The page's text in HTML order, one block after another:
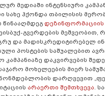
მედიაში ინტენსიური
სახე ჰქონდა თბილისის
წინააღმდეგ დეზინფორმაციის
გვერდების მეშვეობით,
და მადისკრედიტირებელ
პოსტების საშუალებით
კამპანიაზე დაკვირვების
მოხელეების მიერ
დარღვევით
არაერთი შემთხვევა.